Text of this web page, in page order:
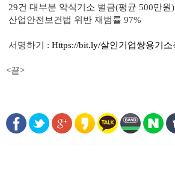
29건 대부분 약식기소 벌금(평균 500만원)
산업안전보건법 위반 재범률 97%
서명하기 : Https://bit.ly/살인기업쌍용기소
<끝>